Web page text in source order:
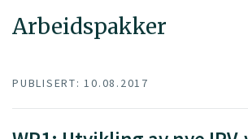
Arbeidspakker
PUBLISERT: 10.08.2017